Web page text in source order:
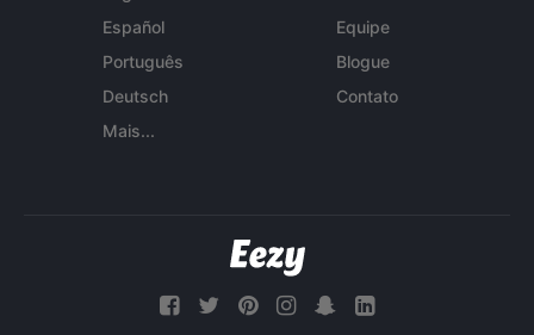
Español
Português
Deutsch
Mais...
Equipe
Blogue
Contato